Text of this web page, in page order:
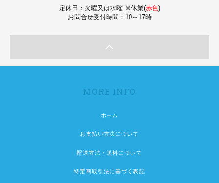
定休日：火曜又は水曜 ※休業(赤色)
お問合せ受付時間：10～17時
MORE INFO
ホーム
お支払い方法について
配送方法・送料について
特定商取引法に基づく表記